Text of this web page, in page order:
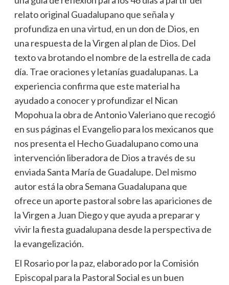
relato original Guadalupano que señala y
profundiza en una virtud, en un don de Dios, en
una respuesta de la Virgen al plan de Dios. Del
texto va brotando el nombre de la estrella de cada
día. Trae oraciones y letanías guadalupanas. La
experiencia confirma que este material ha
ayudado a conocer y profundizar el Nican
Mopohua la obra de Antonio Valeriano que recogió
en sus páginas el Evangelio para los mexicanos que
nos presenta el Hecho Guadalupano como una
intervención liberadora de Dios a través de su
enviada Santa María de Guadalupe. Del mismo
autor está la obra Semana Guadalupana que
ofrece un aporte pastoral sobre las apariciones de
la Virgen a Juan Diego y que ayuda a preparar y
vivir la fiesta guadalupana desde la perspectiva de
la evangelización.
El Rosario por la paz, elaborado por la Comisión
Episcopal para la Pastoral Social es un buen